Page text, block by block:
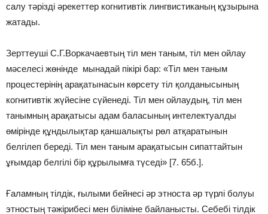
салу тәрізді әрекеттер когнитивтік лингвистиканың құзырына
жатады.
Зерттеуші С.Г.Воркачаевтың тіл мен таным, тіл мен ойлау
мәселесі жөнінде мынадай пікірі бар: «Тіл мен таным
процестерінің арақатынасын көрсету тіл қолданысының
когнитивтік жүйесіне сүйенеді. Тіл мен ойлаудың, тіл мен
танымның арақатысы адам баласының интелектуалды
өмірінде құндылықтар қаншалықты рөл атқаратынын
белгілеп береді. Тіл мен таным арақатысын сипаттайтын
ұғымдар белгілі бір құрылымға түседі» [7. 65б.].
Ғаламның тілдік, ғылыми бейнесі әр этноста әр түрлі болуы
этностың тәжірибесі мен біліміне байланысты. Себебі тілдік